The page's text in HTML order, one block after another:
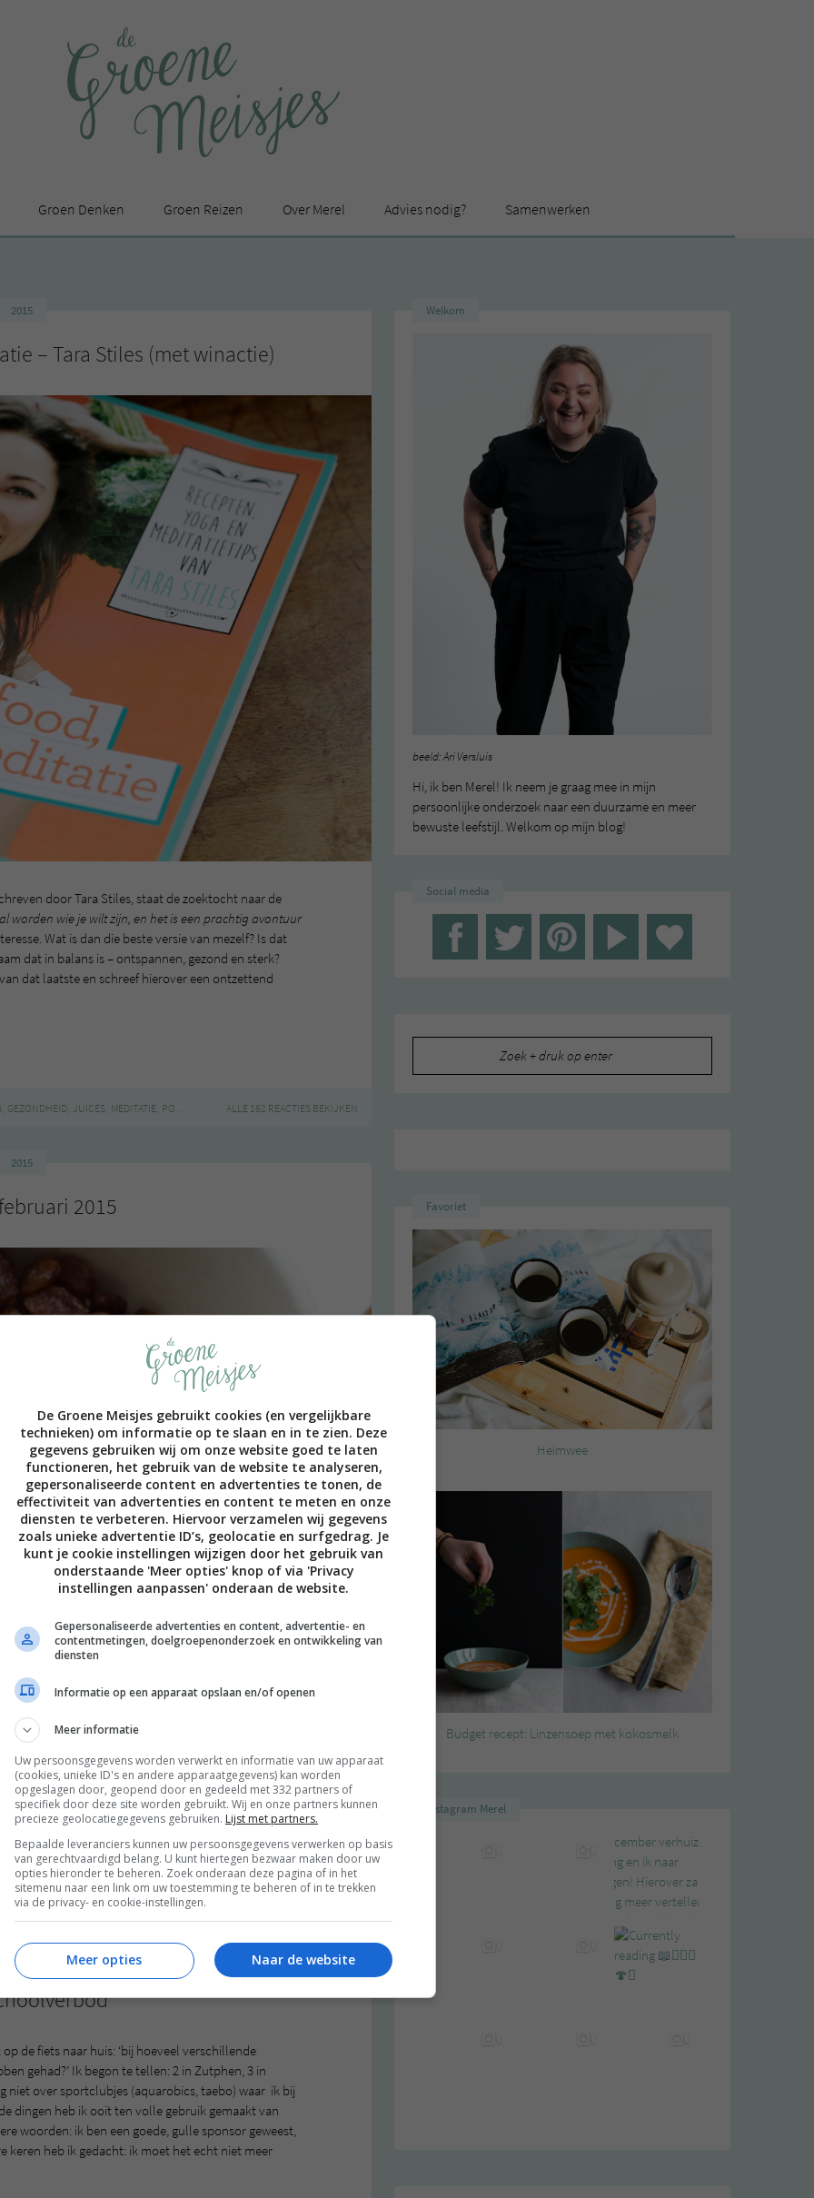
Groen Denken Groen Reizen Over Merel Advies nodig? Samenwerken
2015
– Tara Stiles (met winactie)
door Tara Stiles, staat de zoektocht naar de
worden wie je wilt zijn, en het is een prachtig avontuur
Wat is dan die beste versie van mezelf? Is dat
dat in balans is – ontspannen, gezond en sterk?
dat laatste en schreef hierover een ontzettend
, GEZONDHEID, JUICES, MEDITATIE, POWERFOOD ,SMOOTHIES,TARA STILES,VEGAN
ALLE 162 REACTIES BEKIJKEN
2015
2015
besloot ik (J) er vandaag weer eentje te
het leek me toch leuk om jullie ‘mee te nemen!’
HAVERMOUT,KATTEN ,LA FUCINA,PIZZA ,PLOG
2013
de fiets naar huis: ‘bij hoeveel verschillende
gehad?’ Ik begon te tellen: 2 in Zutphen, 3 in
over sportclubjes (aquarobics, taebo) waar ik bij
dingen heb ik ooit ten volle gebruik gemaakt van
woorden: ik ben een goede, gulle sponsor geweest,
keren heb ik gedacht: ik moet het echt niet meer
Welkom
beeld: Ari Versluis
Hi, ik ben Merel! Ik neem je graag mee in mijn
persoonlijke onderzoek naar een duurzame en meer
bewuste leefstijl. Welkom op mijn blog!
Social media
Favoriet
Heimwee
Budget recept: Linzensoep met kokosmelk
Instagram Merel
De Groene Meisjes gebruikt cookies (en vergelijkbare
technieken) om informatie op te slaan en in te zien. Deze
gegevens gebruiken wij om onze website goed te laten
functioneren, het gebruik van de website te analyseren,
gepersonaliseerde content en advertenties te tonen, de
effectiviteit van advertenties en content te meten en onze
diensten te verbeteren. Hiervoor verzamelen wij gegevens
zoals unieke advertentie ID’s, geolocatie en surfgedrag. Je
kunt je cookie instellingen wijzigen door het gebruik van
onderstaande 'Meer opties' knop of via 'Privacy
instellingen aanpassen' onderaan de website.
Gepersonaliseerde advertenties en content, advertentie- en
contentmetingen, doelgroepenonderzoek en ontwikkeling van
diensten
Informatie op een apparaat opslaan en/of openen
Meer informatie
Uw persoonsgegevens worden verwerkt en informatie van uw apparaat
(cookies, unieke ID's en andere apparaatgegevens) kan worden
opgeslagen door, geopend door en gedeeld met 332 partners of
specifiek door deze site worden gebruikt. Wij en onze partners kunnen
precieze geolocatiegegevens gebruiken. Lijst met partners.
Bepaalde leveranciers kunnen uw persoonsgegevens verwerken op basis
van gerechtvaardigd belang. U kunt hiertegen bezwaar maken door uw
opties hieronder te beheren. Zoek onderaan deze pagina of in het
sitemenu naar een link om uw toestemming te beheren of in te trekken
via de privacy- en cookie-instellingen.
Naar de website
Meer opties